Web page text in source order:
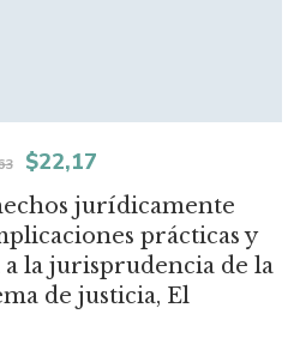
jurídicamente
prácticas y
a la jurisprudencia de la
de justicia, El
El
precio
original
era:
$22,17El
precio
actual
es: